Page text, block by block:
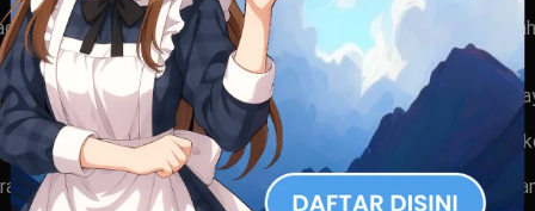
ayah atau ibuku mengantar. Pada saat saya pulang
Ayahku menggodaku, dipercepat saat saya ketakutan,
bertanya kepada ayah, ada apa Mano menangis? ayahku
merah mukanya, kamu ya, sudah berulang kali jaga anakku,